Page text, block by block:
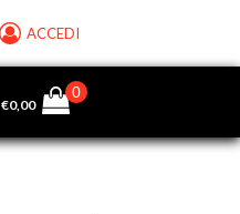
ACCEDI
€0,00